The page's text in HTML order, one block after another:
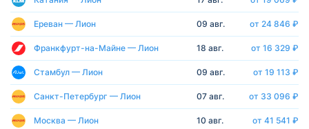
Ереван — Лион 09 авг. от 24 846 ₽
Франкфурт-на-Майне — Лион 18 авг. от 16 329 ₽
Стамбул — Лион 09 авг. от 19 113 ₽
Санкт-Петербург — Лион 07 авг. от 33 096 ₽
Москва — Лион 10 авг. от 41 541 ₽